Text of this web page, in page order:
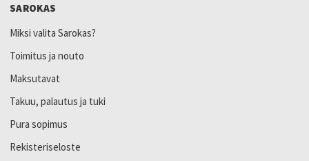
SAROKAS
Miksi valita Sarokas?
Toimitus ja nouto
Maksutavat
Takuu, palautus ja tuki
Pura sopimus
Rekisteriseloste